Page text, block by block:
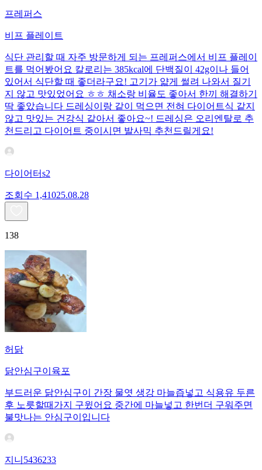
프레퍼스
비프 플레이트
식단 관리할 때 자주 방문하게 되는 프레퍼스에서 비프 플레이
트를 먹어봤어요 칼로리는 385kcal에 단백질이 42g이나 들어
있어서 식단할 때 좋더라구요! 고기가 얇게 썰려 나와서 질기
지 않고 맛있었어요 ㅎㅎ 채소랑 비율도 좋아서 한끼 해결하기
딱 좋았습니다 드레싱이랑 같이 먹으면 전혀 다이어트식 같지
않고 맛있는 건강식 같아서 좋아요~! 드레싱은 오리엔탈로 추
천드리고 다이어트 중이시면 발사믹 추천드릴게요!
다이어터s2
조회수 1,41025.08.28
138
허닭
닭안심구이육포
부드러운 닭안심구이 간장 물엿 생강 마늘즙넣고 식용유 두른
후 노릇할때가지 구윘어요 중간에 마늘넣고 한번더 구워주면
불맛나는 안심구이입니다
지니5436233